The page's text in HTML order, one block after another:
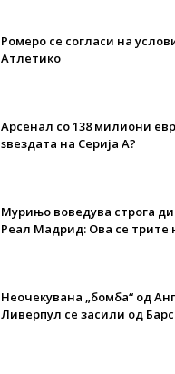
Ромеро се согласи на
Атлетико
Арсенал со 138 милиони
ѕвездата на Серија А?
Мурињо воведува строга
Реал Мадрид: Ова се трите
Неочекувана „бомба“ од
Ливерпул се засили од